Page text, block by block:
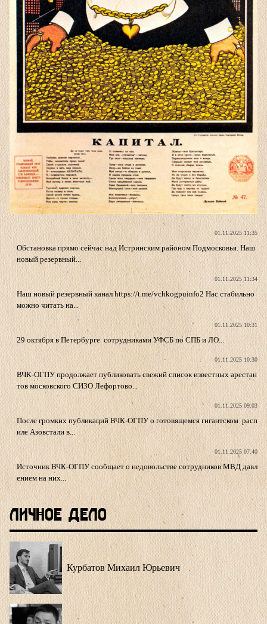
01.11.2025 11:35
Обстановка прямо сейчас над Истринским районом Подмосковья. Наш
новый резервный...
01.11.2025 11:34
Наш новый резервный канал https://t.me/vchkogpuinfo2 Нас стабильно
можно читать на...
01.11.2025 10:31
29 октября в Петербурге сотрудниками УФСБ по СПБ и ЛО...
01.11.2025 10:30
ВЧК-ОГПУ продолжает публиковать свежий список известных арестан
тов московского СИЗО Лефортово...
01.11.2025 09:03
После громких публикаций ВЧК-ОГПУ о готовящемся гигантском расп
иле Азовстали в...
01.11.2025 07:40
Источник ВЧК-ОГПУ сообщает о недовольстве сотрудников МВД давл
ением на них...
Личное Дело
Курбатов Михаил Юрьевич